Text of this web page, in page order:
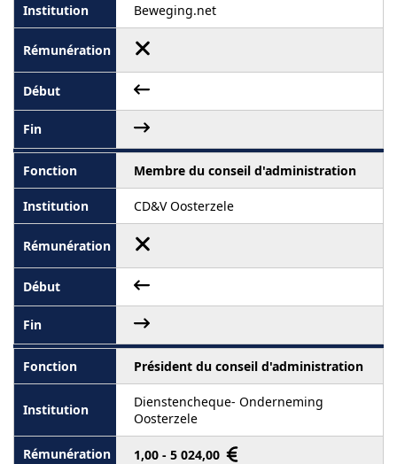
Beweging.net
Membre du conseil d'administration
CD&V Oosterzele
Président du conseil d'administration
Dienstencheque- Onderneming
Oosterzele
1,00 - 5 024,00